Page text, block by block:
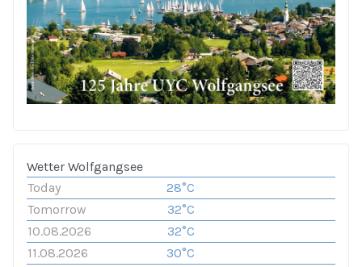
Wetter Wolfgangsee
Today
28°C
Tomorrow
32°C
10.08.2026
32°C
11.08.2026
30°C